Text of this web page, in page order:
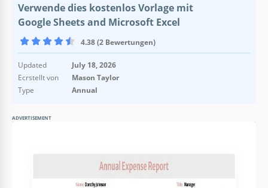
Verwende dies kostenlos Vorlage mit
Google Sheets and Microsoft Excel
4.38 (2 Bewertungen)
Updated
July 18, 2026
Ecrstellt von
Mason Taylor
Type
Annual
ADVERTISEMENT